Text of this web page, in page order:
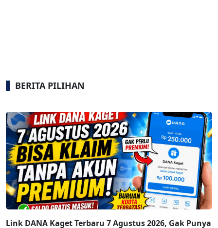
BERITA PILIHAN
Link DANA Kaget Terbaru 7 Agustus 2026, Gak Punya